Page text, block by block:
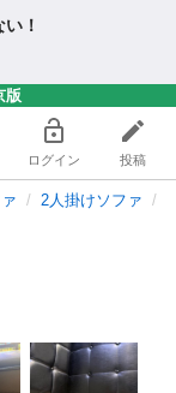
！
版
ログイン 投稿
2人掛けソファ